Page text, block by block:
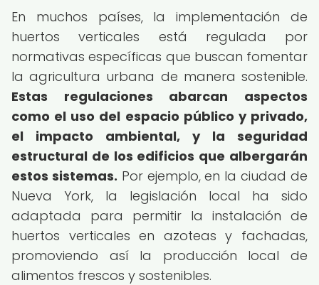
En muchos países, la implementación de
huertos verticales está regulada por
normativas específicas que buscan fomentar
la agricultura urbana de manera sostenible.
Estas regulaciones abarcan aspectos
como el uso del espacio público y privado,
el impacto ambiental, y la seguridad
estructural de los edificios que albergarán
estos sistemas. Por ejemplo, en la ciudad de
Nueva York, la legislación local ha sido
adaptada para permitir la instalación de
huertos verticales en azoteas y fachadas,
promoviendo así la producción local de
alimentos frescos y sostenibles.